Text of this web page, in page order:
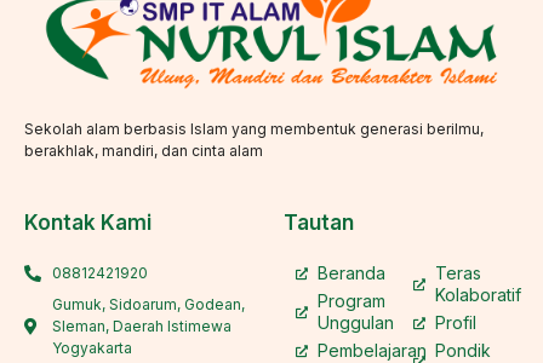
Sekolah alam berbasis Islam yang membentuk generasi berilmu,
berakhlak, mandiri, dan cinta alam
Kontak Kami
08812421920
Gumuk, Sidoarum, Godean,
Sleman, Daerah Istimewa
Yogyakarta
Tautan
Beranda
Program
Unggulan
Pembelajaran
Teras
Kolaboratif
Profil
Pondik